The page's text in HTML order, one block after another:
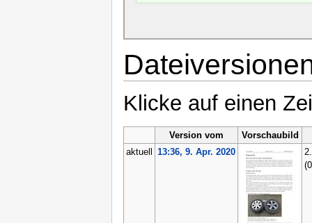
Klicke auf einen
Version vom
Vorschaubild
aktuell
13:36, 9. Apr. 2020